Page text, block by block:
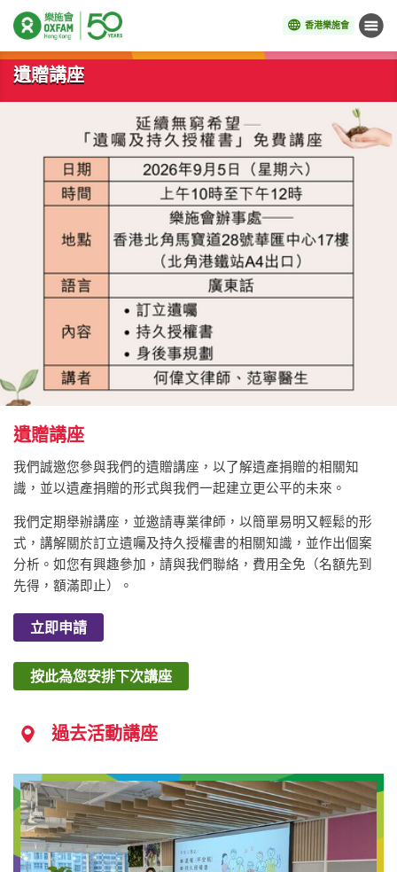
香港樂施會 目錄
開始主要內容
遺贈講座
遺贈講座
我們誠邀您參與我們的遺贈講座，以了解遺產捐贈的相關知
識，並以遺產捐贈的形式與我們一起建立更公平的未來。
我們定期舉辦講座，並邀請專業律師，以簡單易明又輕鬆的形
式，講解關於訂立遺囑及持久授權書的相關知識，並作出個案
分析。如您有興趣參加，請與我們聯絡，費用全免（名額先到
先得，額滿即止）。
立即申請
按此為您安排下次講座
過去活動講座